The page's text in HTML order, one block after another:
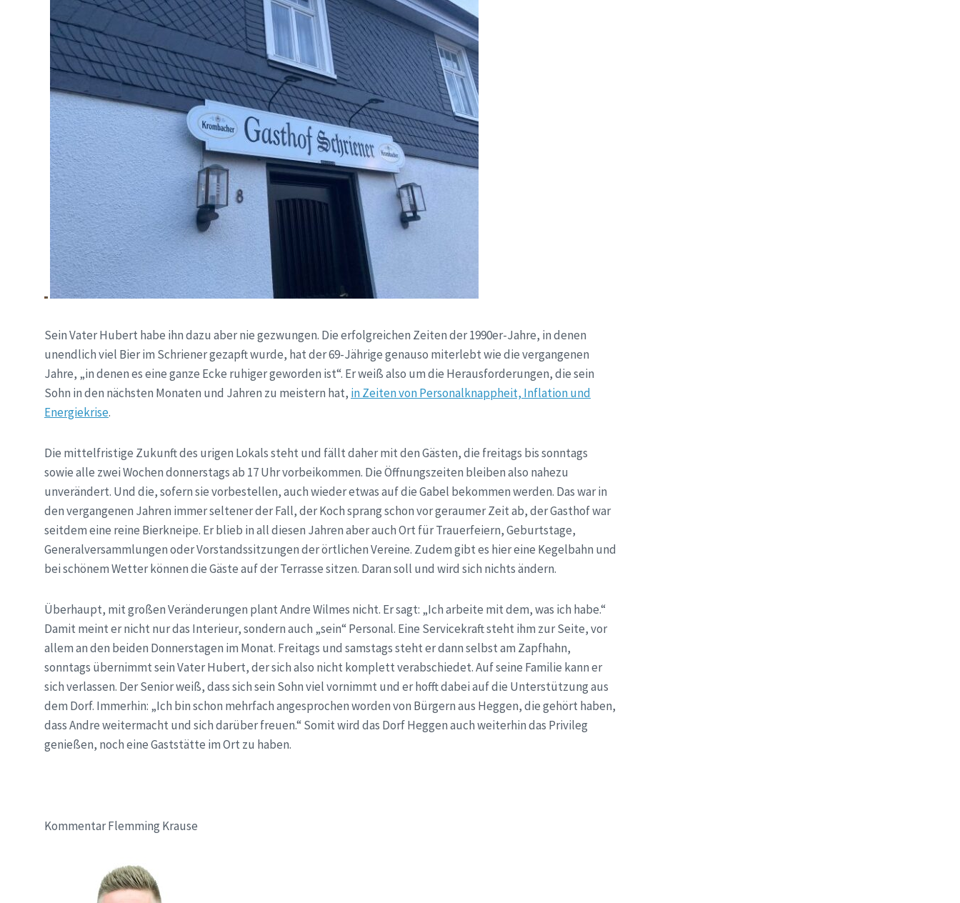
Sein Vater Hubert habe ihn dazu aber nie gezwungen. Die erfolgreichen Zeiten der 1990er-Jahre, in denen
unendlich viel Bier im Schriener gezapft wurde, hat der 69-Jährige genauso miterlebt wie die vergangenen
Jahre, „in denen es eine ganze Ecke ruhiger geworden ist“. Er weiß also um die Herausforderungen, die sein
Sohn in den nächsten Monaten und Jahren zu meistern hat, in Zeiten von Personalknappheit, Inflation und
Energiekrise.
Die mittelfristige Zukunft des urigen Lokals steht und fällt daher mit den Gästen, die freitags bis sonntags
sowie alle zwei Wochen donnerstags ab 17 Uhr vorbeikommen. Die Öffnungszeiten bleiben also nahezu
unverändert. Und die, sofern sie vorbestellen, auch wieder etwas auf die Gabel bekommen werden. Das war in
den vergangenen Jahren immer seltener der Fall, der Koch sprang schon vor geraumer Zeit ab, der Gasthof war
seitdem eine reine Bierkneipe. Er blieb in all diesen Jahren aber auch Ort für Trauerfeiern, Geburtstage,
Generalversammlungen oder Vorstandssitzungen der örtlichen Vereine. Zudem gibt es hier eine Kegelbahn und
bei schönem Wetter können die Gäste auf der Terrasse sitzen. Daran soll und wird sich nichts ändern.
Überhaupt, mit großen Veränderungen plant Andre Wilmes nicht. Er sagt: „Ich arbeite mit dem, was ich habe.“
Damit meint er nicht nur das Interieur, sondern auch „sein“ Personal. Eine Servicekraft steht ihm zur Seite, vor
allem an den beiden Donnerstagen im Monat. Freitags und samstags steht er dann selbst am Zapfhahn,
sonntags übernimmt sein Vater Hubert, der sich also nicht komplett verabschiedet. Auf seine Familie kann er
sich verlassen. Der Senior weiß, dass sich sein Sohn viel vornimmt und er hofft dabei auf die Unterstützung aus
dem Dorf. Immerhin: „Ich bin schon mehrfach angesprochen worden von Bürgern aus Heggen, die gehört haben,
dass Andre weitermacht und sich darüber freuen.“ Somit wird das Dorf Heggen auch weiterhin das Privileg
genießen, noch eine Gaststätte im Ort zu haben.
Kommentar Flemming Krause